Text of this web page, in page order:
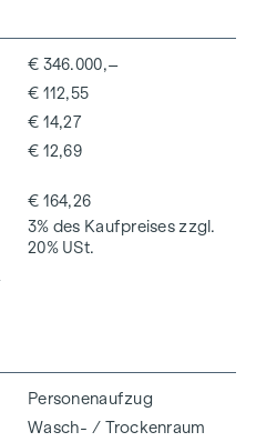
€ 346.000,–
€ 112,55
€ 14,27
€ 12,69
€ 164,26
3% des Kaufpreises zzgl.
20% USt.
Personenaufzug
Wasch- / Trockenraum